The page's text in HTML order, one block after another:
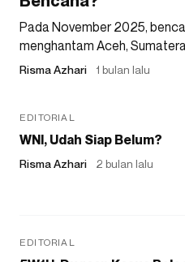
Pada November 2025,
menghantam Aceh,
Risma Azhari 1 bulan lalu
EDITORIAL
WNI, Udah Siap Belum?
Risma Azhari 2 bulan lalu
EDITORIAL